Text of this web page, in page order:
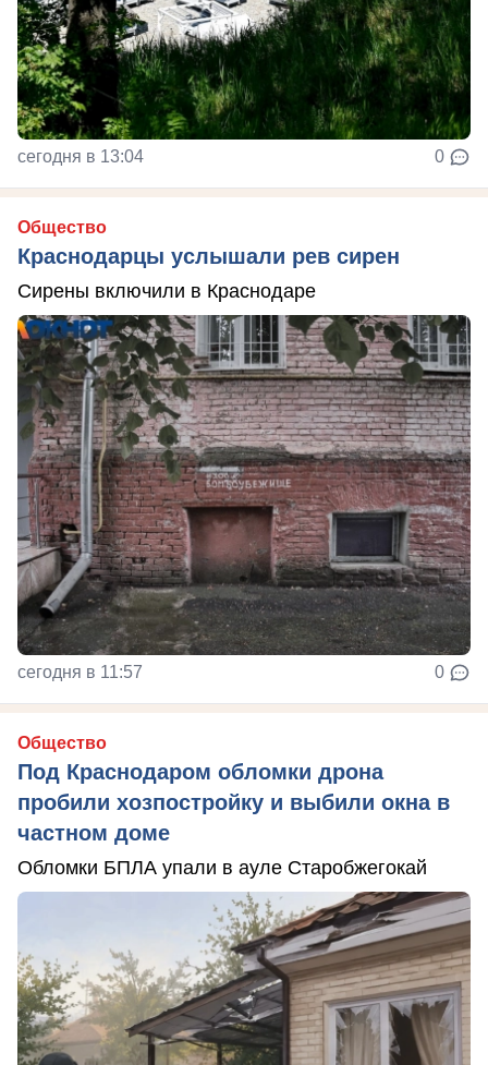
сегодня в 13:04 0
Общество
Краснодарцы услышали рев сирен
Сирены включили в Краснодаре
сегодня в 11:57 0
Общество
Под Краснодаром обломки дрона
пробили хозпостройку и выбили окна в
частном доме
Обломки БПЛА упали в ауле Старобжегокай